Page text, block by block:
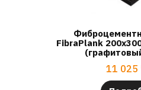
FibraPlank
11 025